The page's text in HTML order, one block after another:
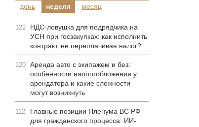
день
неделя месяц
122
НДС-ловушка для подрядчика на
УСН при госзакупках: как исполнить
контракт, не переплачивая налог?
120 Аренда авто с экипажем и без:
особенности налогообложения у
арендатора и какие сложности
могут возникнуть
112
Главные позиции Пленума ВС РФ
для гражданского процесса: ИИ-